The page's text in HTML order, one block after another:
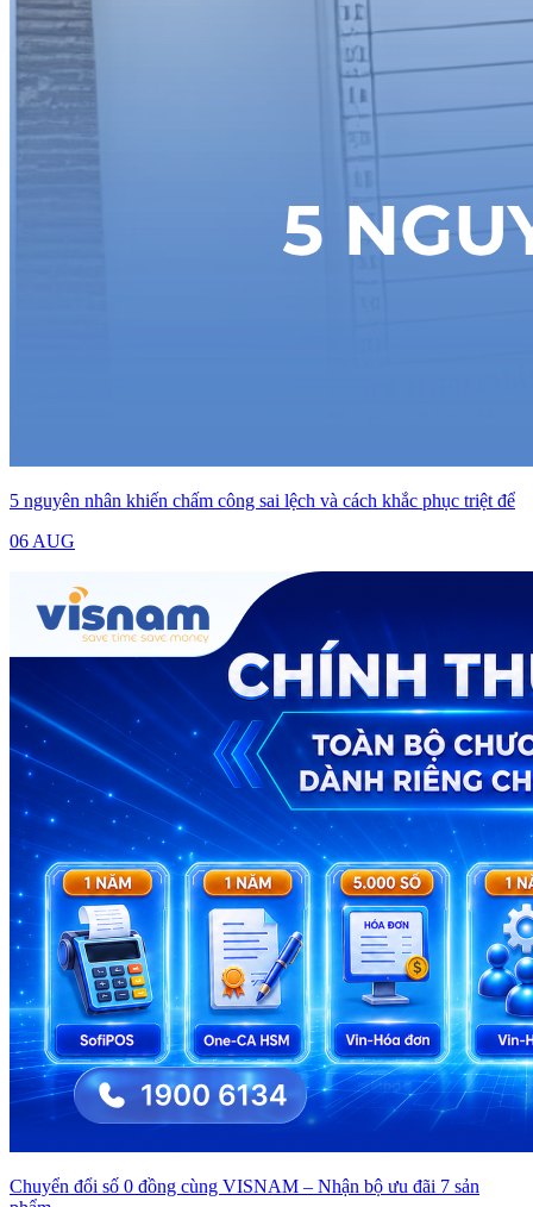
5 nguyên nhân khiến chấm công sai lệch và cách khắc phục triệt để
06 AUG
Chuyển đổi số 0 đồng cùng VISNAM – Nhận bộ ưu đãi 7 sản